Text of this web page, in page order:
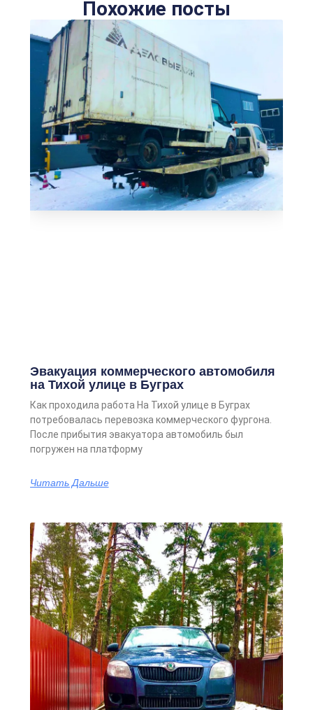
Похожие посты
Эвакуация коммерческого автомобиля
на Тихой улице в Буграх
Как проходила работа На Тихой улице в Буграх
потребовалась перевозка коммерческого фургона.
После прибытия эвакуатора автомобиль был
погружен на платформу
Читать Дальше